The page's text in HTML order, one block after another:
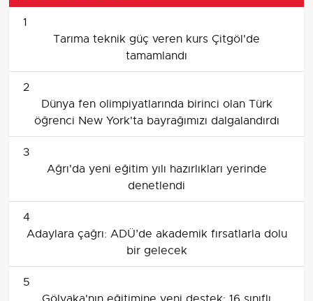
1
Tarıma teknik güç veren kurs Çitgöl'de
tamamlandı
2
Dünya fen olimpiyatlarında birinci olan Türk
öğrenci New York'ta bayrağımızı dalgalandırdı
3
Ağrı'da yeni eğitim yılı hazırlıkları yerinde
denetlendi
4
Adaylara çağrı: ADÜ’de akademik fırsatlarla dolu
bir gelecek
5